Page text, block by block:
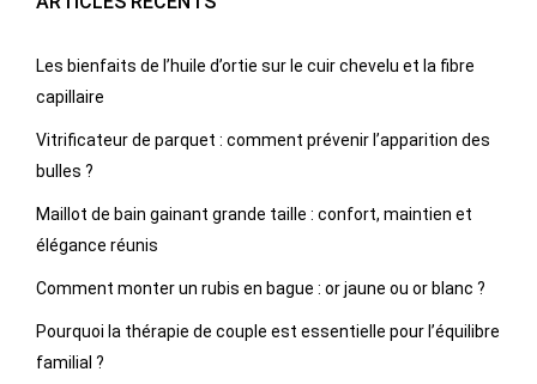
Les bienfaits de l’huile d’ortie sur le cuir chevelu et la fibre
capillaire
Vitrificateur de parquet : comment prévenir l’apparition des
bulles ?
Maillot de bain gainant grande taille : confort, maintien et
élégance réunis
Comment monter un rubis en bague : or jaune ou or blanc ?
Pourquoi la thérapie de couple est essentielle pour l’équilibre
familial ?